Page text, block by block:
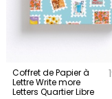
Coffret de Papier à
Lettre Write more
Letters Quartier Libre